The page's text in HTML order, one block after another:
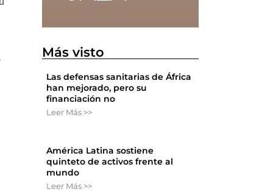
Más visto
Las defensas sanitarias de África
han mejorado, pero su
financiación no
Leer Más >>
América Latina sostiene
quinteto de activos frente al
mundo
Leer Más >>